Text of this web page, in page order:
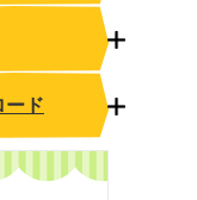
ード